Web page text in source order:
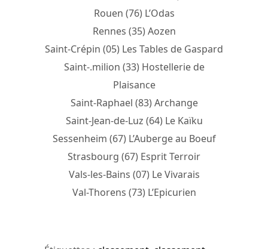
Rouen (76) L’Odas
Rennes (35) Aozen
Saint-Crépin (05) Les Tables de Gaspard
Saint-.milion (33) Hostellerie de
Plaisance
Saint-Raphael (83) Archange
Saint-Jean-de-Luz (64) Le Kaïku
Sessenheim (67) L’Auberge au Boeuf
Strasbourg (67) Esprit Terroir
Vals-les-Bains (07) Le Vivarais
Val-Thorens (73) L’Epicurien